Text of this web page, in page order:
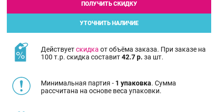
ПОЛУЧИТЬ СКИДКУ
УТОЧНИТЬ НАЛИЧИЕ
Действуетскидка от объёма заказа. При заказе на
100 т.р. скидка составит42.7 р. за шт.
Минимальная партия - 1 упаковка. Сумма
рассчитана на основе веса упаковки.